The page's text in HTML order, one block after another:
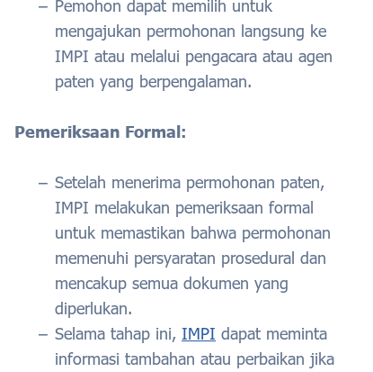
Pemohon dapat memilih untuk
mengajukan permohonan langsung ke
IMPI atau melalui pengacara atau agen
paten yang berpengalaman.
Pemeriksaan Formal:
Setelah menerima permohonan paten,
IMPI melakukan pemeriksaan formal
untuk memastikan bahwa permohonan
memenuhi persyaratan prosedural dan
mencakup semua dokumen yang
diperlukan.
Selama tahap ini, IMPI dapat meminta
informasi tambahan atau perbaikan jika